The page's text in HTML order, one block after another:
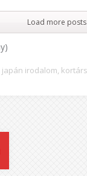
Load more posts
japán irodalom, kortárs